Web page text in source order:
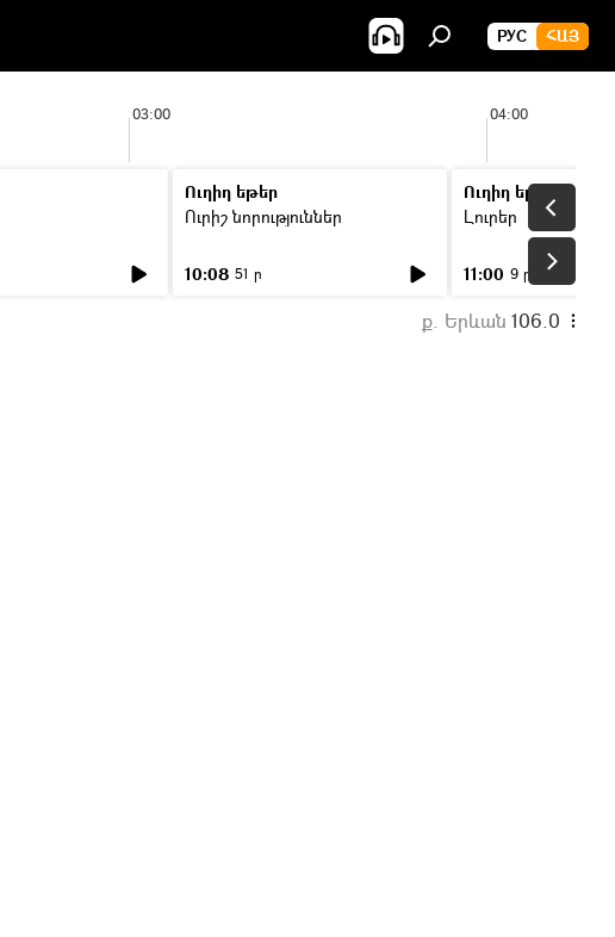
РУС ՀԱՅ
03:00 04:00
Ուղիղ եթեր
Ուրիշ նորություններ
10:08 51 ր
Ուղիղ եթեր
Լուրեր
11:00 9 ր
ք. Երևան 106.0